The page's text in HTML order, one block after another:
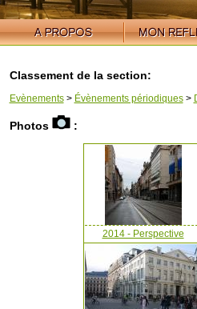
Classement de la section:
Evènements> Évènements périodiques>
Photos :
2014 - Perspective